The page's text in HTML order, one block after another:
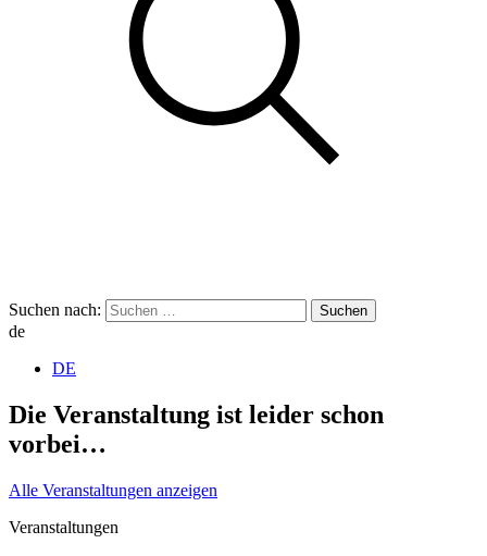
Suchen nach:
de
DE
Die Veranstaltung ist leider schon
vorbei…
Alle Veranstaltungen anzeigen
Veranstaltungen